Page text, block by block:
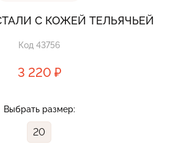
С КОЖЕЙ ТЕЛЬЯЧЬЕЙ
Код 43756
3 220 ₽
Выбрать размер:
20